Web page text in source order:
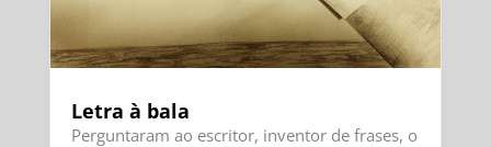
Letra à bala
Perguntaram ao escritor, inventor de frases, o